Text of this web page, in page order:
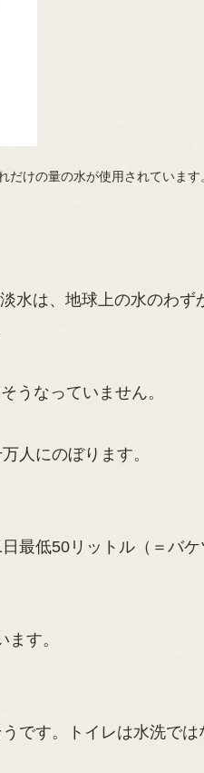
だけの量の水が使用されています
水は、地球上の水のわず
うなっていません。
人にのぼります。
最低50リットル（＝バケ
す。
です。トイレは水洗では